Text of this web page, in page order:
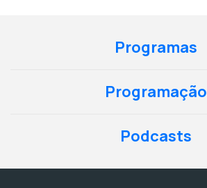
Programas
Programação
Podcasts